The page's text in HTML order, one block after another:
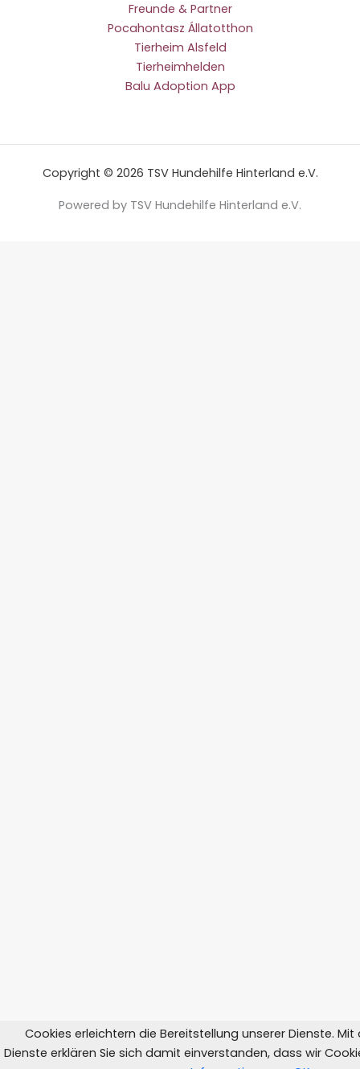
Freunde & Partner
Pocahontasz Állatotthon
Tierheim Alsfeld
Tierheimhelden
Balu Adoption App
Copyright © 2026 TSV Hundehilfe Hinterland e.V.
Powered by TSV Hundehilfe Hinterland e.V.
Cookies erleichtern die Bereitstellung unserer Dienste. Mit
Dienste erklären Sie sich damit einverstanden, dass wir